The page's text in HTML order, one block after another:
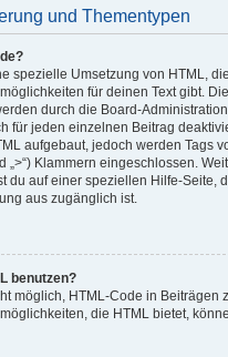
und Thementypen
spezielle Umsetzung von HTML,
für deinen Text gibt.
durch die Board-
für jeden einzelnen Beitrag
aufgebaut, jedoch werden Tags
„>“) Klammern eingeschlossen.
du auf einer speziellen Hilfe-Seite,
aus zugänglich ist.
benutzen?
möglich, HTML-Code in Beiträgen
die HTML bietet,